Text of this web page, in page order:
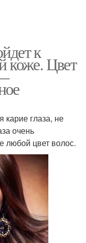
к
коже. Цвет
карие глаза, не
очень
любой цвет волос.